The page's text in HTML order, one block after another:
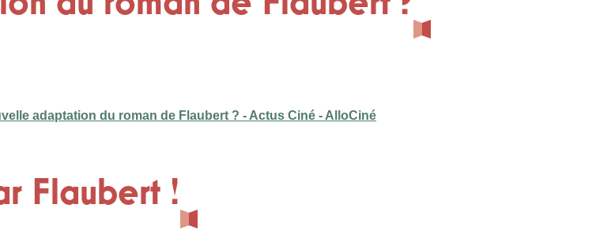
adaptation du roman de Flaubert ? - Actus Ciné - AlloCiné
Flaubert !